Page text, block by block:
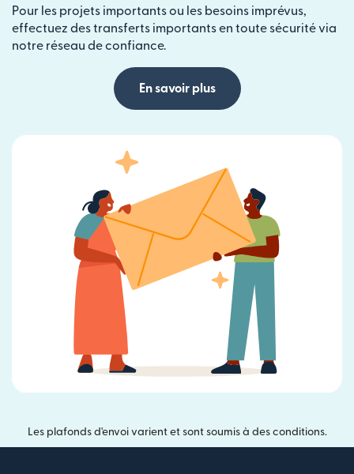
Pour les projets importants ou les besoins imprévus,
effectuez des transferts importants en toute sécurité via
notre réseau de confiance.
En savoir plus
Les plafonds d'envoi varient et sont soumis à des conditions.